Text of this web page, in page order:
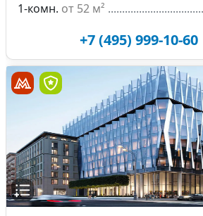
1-комн. от 52 м²
+7 (495) 999-10-60